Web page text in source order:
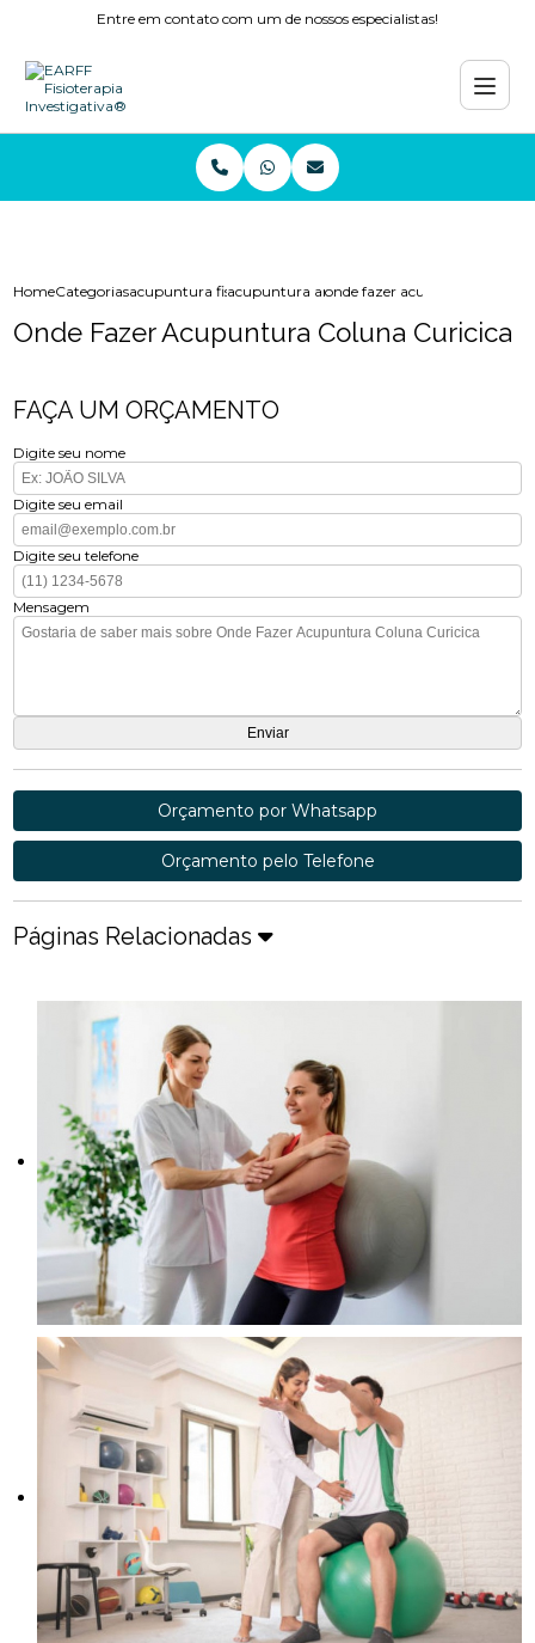
Entre em contato com um de nossos especialistas!
HomeCategoriasacupuntura fisioterapiaacupuntura ansiedadeonde fazer acupuntura
Onde Fazer Acupuntura Coluna Curicica
FAÇA UM ORÇAMENTO
Digite seu nome
Digite seu email
Digite seu telefone
Mensagem
Orçamento por Whatsapp
Orçamento pelo Telefone
Páginas Relacionadas